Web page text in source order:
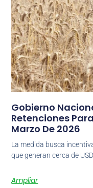
Gobierno
Retenciones
Marzo De 2026
La medida busca
que generan cerca de
Ampliar